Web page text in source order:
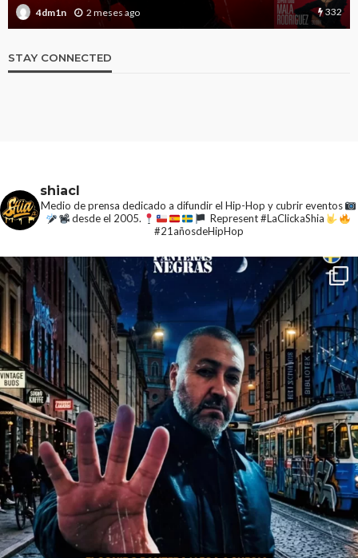
4dm1n 2 meses ago 332
STAY CONNECTED
shiacl
Medio de prensa dedicado a difundir el Hip-Hop y cubrir eventos
desde el 2005.
Represent #LaClickaShia
#21añosdeHipHop